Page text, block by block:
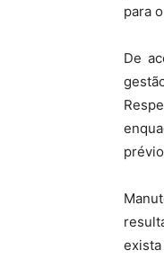
para
De